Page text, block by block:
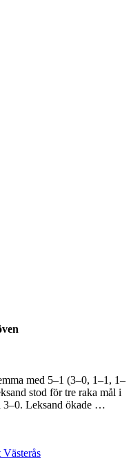
med 5–1 (3–0, 1–1, 1–
stod för tre raka mål i
3–0. Leksand ökade …